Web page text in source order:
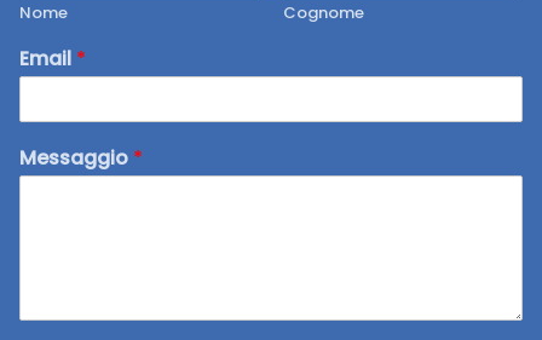
Nome Cognome
Email *
Messaggio *